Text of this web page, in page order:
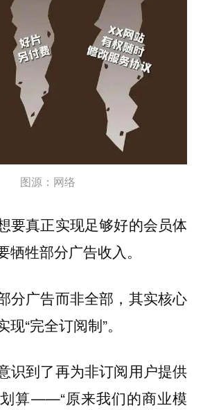
图源：网络
要真正实现足够好的会员体
牺牲部分广告收入。
分广告而非全部，其实核心
“完全订阅制”。
识到了再为非订阅用户提供
算——“原来我们的商业模